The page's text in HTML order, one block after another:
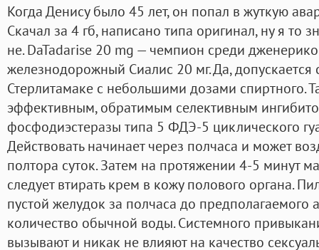
Когда Денису было 45 лет, он попал в жуткую
Скачал за 4 гб, написано типа оригинал, ну я то
не. DaTadarise 20 mg — чемпион среди
железнодорожный Сиалис 20 мг. Да, допускается
Стерлитамаке с небольшими дозами спиртного.
эффективным, обратимым селективным
фосфодиэстеразы типа 5 ФДЭ-5 циклического
Действовать начинает через полчаса и может
полтора суток. Затем на протяжении 4-5 минут
следует втирать крем в кожу полового органа.
пустой желудок за полчаса до предполагаемого
количество обычной воды. Системного
вызывают и никак не влияют на качество